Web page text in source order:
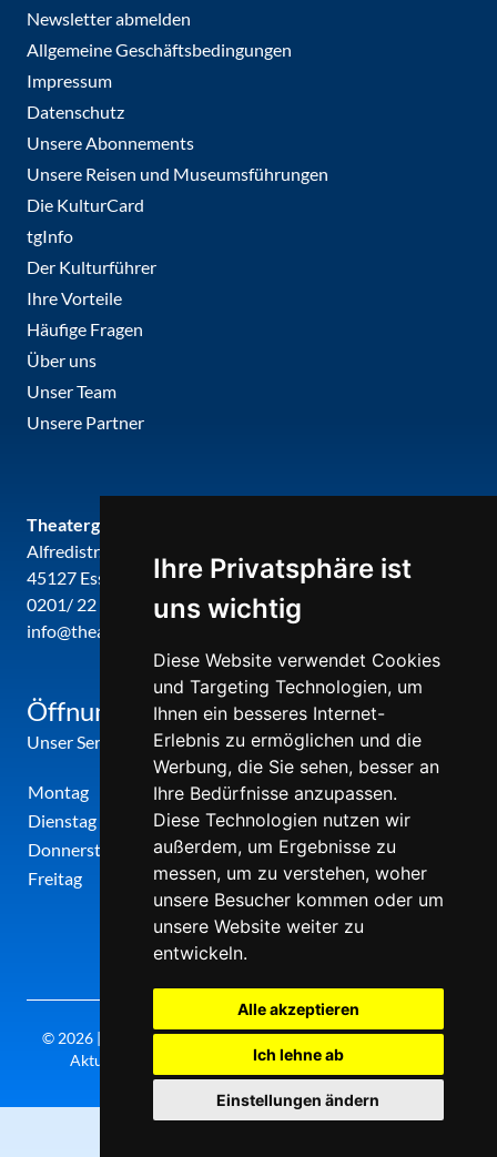
Ihre Privatsphäre ist
uns wichtig
Diese Website verwendet Cookies
und Targeting Technologien, um
Ihnen ein besseres Internet-
Erlebnis zu ermöglichen und die
Werbung, die Sie sehen, besser an
Ihre Bedürfnisse anzupassen.
Diese Technologien nutzen wir
außerdem, um Ergebnisse zu
messen, um zu verstehen, woher
unsere Besucher kommen oder um
unsere Website weiter zu
entwickeln.
Alle akzeptieren
Ich lehne ab
Einstellungen ändern
Newsletter abmelden
Allgemeine Geschäftsbedingungen
Impressum
Datenschutz
Unsere Abonnements
Unsere Reisen und Museumsführungen
Die KulturCard
tgInfo
Der Kulturführer
Ihre Vorteile
Häufige Fragen
Über uns
Unser Team
Unsere Partner
Theatergemeinde metropole ruhr
Alfredistr. 32
45127 Essen
0201/ 22 22 29
info@theatergemeinde-metropole-ruhr.de
Öffnungszeiten
Unser Service-Center ist zu folgenden Zeiten geöffnet
Montag
12:00 Uhr - 17:00 Uhr
Dienstag
09:00 Uhr - 12:00 Uhr
Donnerstag
09:00 Uhr - 12:00 Uhr
Freitag
09:00 Uhr - 12:00 Uhr
© 2026 | Theatergemeinde metropole ruhr | 2026/27 | Letzte
Aktualisierung: Montag, 10. August 2026, 11:30 Uhr